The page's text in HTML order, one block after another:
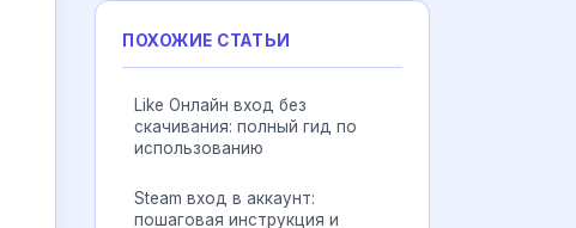
ПОХОЖИЕ СТАТЬИ
Like Онлайн вход без
скачивания: полный гид по
использованию
Steam вход в аккаунт:
пошаговая инструкция и